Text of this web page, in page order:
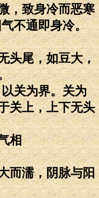
，致身冷而恶寒
不通即身冷。
头尾，如豆大，
关为界。关为
关上，上下无头
相
而濡，阴脉与阳